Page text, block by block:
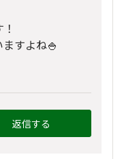
すよね🍚
返信する